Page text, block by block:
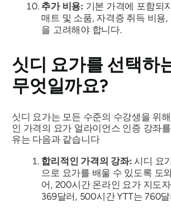
추가 비용: 기본 가격에 포함되
매트 및 소품, 자격증 취득 비용
을 고려해야 합니다.
싯디 요가를 선택하
무엇일까요?
싯디 요가는 모든 수준의 수강생을 위
인 가격의 요가 얼라이언스 인증 강좌
유는 다음과 같습니다
합리적인 가격의 강좌: 시디 요
으로 요가를 배울 수 있도록 도
어, 200시간 온라인 요가 지도
369달러, 500시간 YTT는 760